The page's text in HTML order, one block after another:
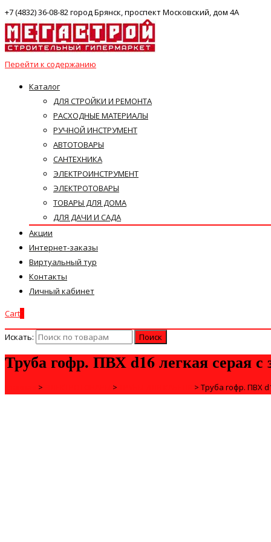
+7 (4832) 36-08-82 город Брянск, проспект Московский, дом 4А
Перейти к содержанию
Каталог
ДЛЯ СТРОЙКИ И РЕМОНТА
РАСХОДНЫЕ МАТЕРИАЛЫ
РУЧНОЙ ИНСТРУМЕНТ
АВТОТОВАРЫ
САНТЕХНИКА
ЭЛЕКТРОИНСТРУМЕНТ
ЭЛЕКТРОТОВАРЫ
ТОВАРЫ ДЛЯ ДОМА
ДЛЯ ДАЧИ И САДА
Акции
Интернет-заказы
Виртуальный тур
Контакты
Личный кабинет
Cart
Искать:
Труба гофр. ПВХ d16 легкая серая
> > > Труба гофр. ПВХ